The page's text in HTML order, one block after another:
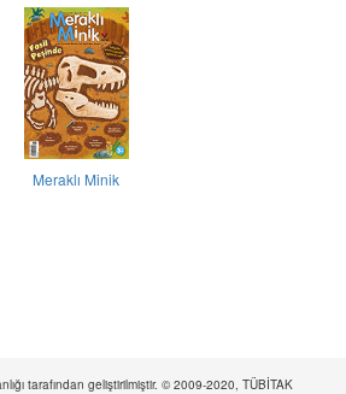
Meraklı Minik
tarafından geliştirilmiştir. © 2009-2020, TÜBİTAK